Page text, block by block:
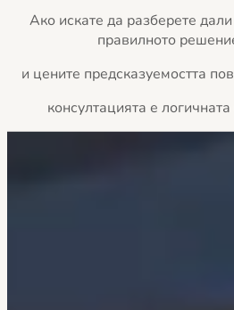
Ако искате да разберете
правилното
и цените предсказуемостта
консултацията е